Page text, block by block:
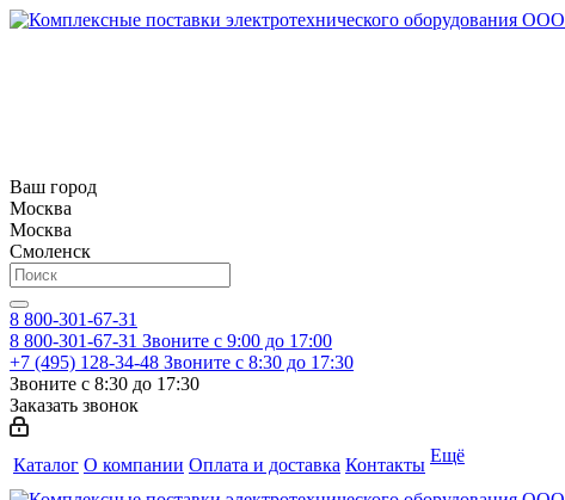
Ваш город
Москва
Москва
Смоленск
8 800-301-67-31
8 800-301-67-31 Звоните с 9:00 до 17:00
+7 (495) 128-34-48 Звоните с 8:30 до 17:30
Звоните с 8:30 до 17:30
Заказать звонок
Каталог О компании Оплата и доставка Контакты Ещё